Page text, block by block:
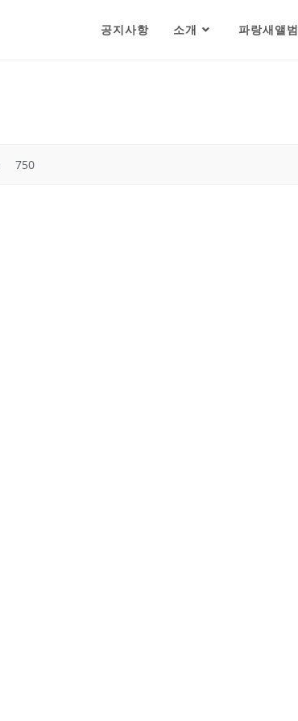
공지사항 소개 파랑새앨범
750